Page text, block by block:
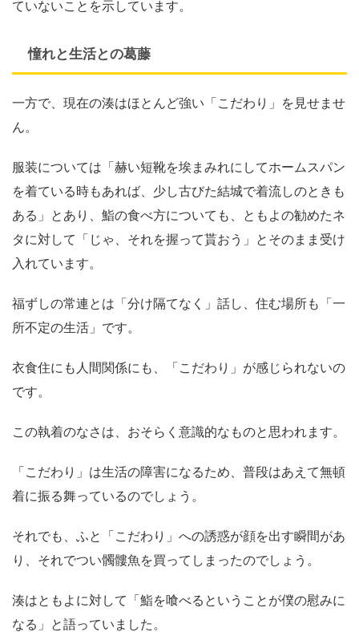
ていないことを示しています。
憧れと生活との葛藤
一方で、現在の湊はほとんど強い「こだわり」を見せませ
ん。
服装については「赫い短靴を埃まみれにしてホームスパン
を着ている時もあれば、少し古びた結城で着流しのときも
ある」とあり、鮨の食べ方についても、ともよの勧めたネ
タに対して「じゃ、それを握って貰おう」とそのまま受け
入れています。
福ずしの常連とは「分け隔てなく」話し、住む場所も「一
所不定の生活」です。
衣食住にも人間関係にも、「こだわり」が感じられないの
です。
この執着のなさは、おそらく意識的なものと思われます。
「こだわり」は生活の障害になるため、普段はあえて無頓
着に振る舞っているのでしょう。
それでも、ふと「こだわり」への誘惑が顔を出す瞬間があ
り、それでつい髑髏魚を買ってしまったのでしょう。
湊はともよに対して「鮨を喰べるということが僕の慰みに
なる」と語っていました。